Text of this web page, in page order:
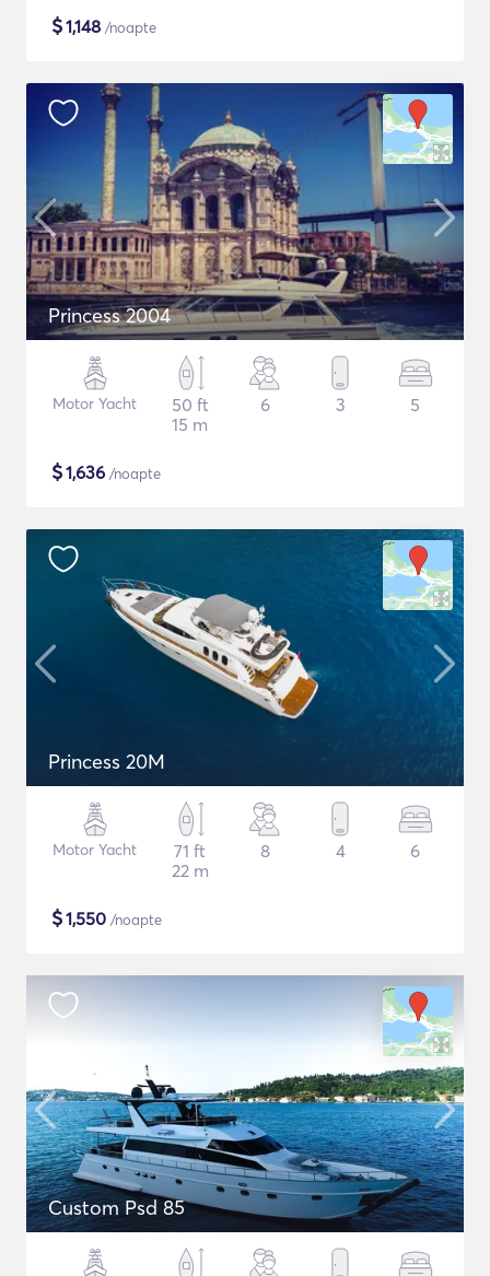
$1,148 /noapte
Princess 2004
Motor Yacht
50 ft
15 m
6 3 5
$1,636 /noapte
Princess 20M
Motor Yacht
71 ft
22 m
8 4 6
$1,550 /noapte
Custom Psd 85